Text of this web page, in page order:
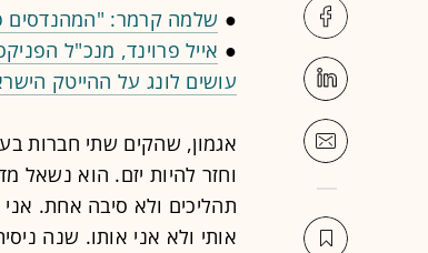
● שלמה קרמר: "המהנדסים
●
עושים לונג על ההייטק
אגמון, שהקים שתי חברות
וחזר להיות יזם. הוא נשאל
תהליכים ולא סיבה אחת.
אותי ולא אני אותו. שנה